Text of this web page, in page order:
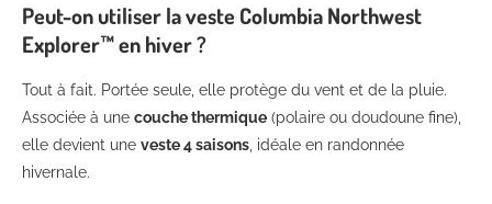
Peut-on utiliser la veste Columbia Northwest
Explorer™ en hiver ?
Tout à fait. Portée seule, elle protège du vent et de la pluie.
Associée à une couche thermique (polaire ou doudoune fine),
elle devient une veste 4 saisons, idéale en randonnée
hivernale.